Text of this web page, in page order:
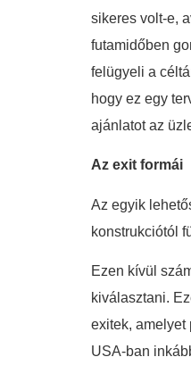
sikeres volt-e,
futamidőben
felügyeli a
hogy ez egy
ajánlatot az
Az exit formái
Az egyik
konstrukciótól
Ezen kívül
kiválasztani.
exitek, amelyet
USA-ban